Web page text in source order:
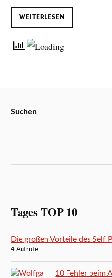
WEITERLESEN
Suchen
Tages TOP 10
Die großen Vorteile des Self
4 Aufrufe
10 Fehler beim